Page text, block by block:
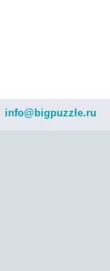
info@bigpuzzle.ru